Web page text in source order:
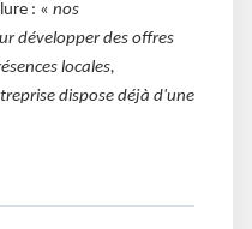
: « nos
développer des offres
locales,
dispose déjà d'une